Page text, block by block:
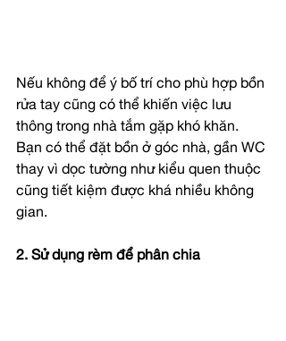
Nếu không để ý bố trí cho phù hợp bồn
rửa tay cũng có thể khiến việc lưu
thông trong nhà tắm gặp khó khăn.
Bạn có thể đặt bồn ở góc nhà, gần WC
thay vì dọc tường như kiểu quen thuộc
cũng tiết kiệm được khá nhiều không
gian.
2. Sử dụng rèm để phân chia